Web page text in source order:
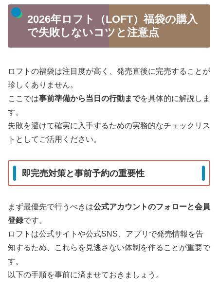
2026年ロフト（LOFT）福袋の購入
で失敗しないコツと注意点
ロフトの福袋は注目度が高く、発売直後に完売することが
珍しくありません。
ここでは事前準備から当日の行動までを具体的に解説しま
す。
失敗を避けて確実に入手するための実務的なチェックリス
トとしてご活用ください。
即完売対策と事前予約の重要性
まず最優先で行うべきは公式アカウントのフォローと会員
登録です。
ロフトは公式サイトや公式SNS、アプリで発売情報を告
知するため、これらを見逃さない体制を作ることが重要で
す。
以下の手順を事前に済ませておきましょう。